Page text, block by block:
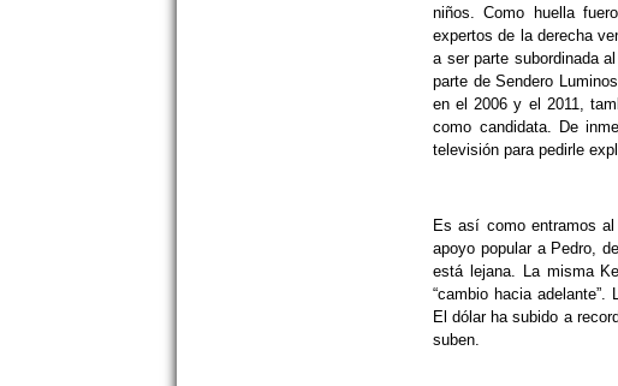
niños. Como huella
expertos de la derecha
a ser parte subordinada
parte de Sendero
en el 2006 y el 2011,
como candidata. De
televisión para pedirle
Es así como entramos
apoyo popular a Pedro,
está lejana. La misma
“cambio hacia
El dólar ha subido a
suben.